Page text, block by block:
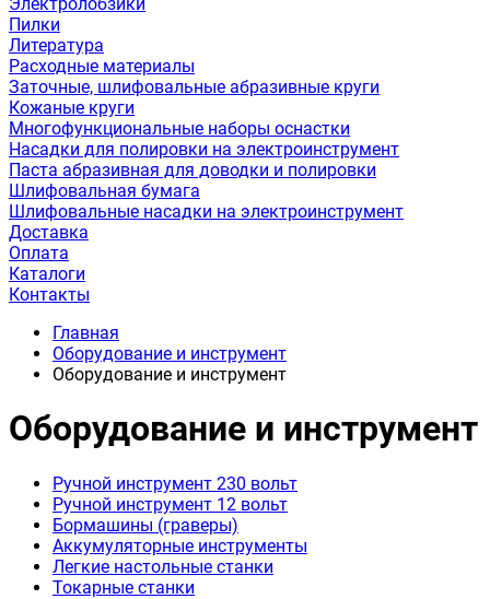
Пилки
Литература
Расходные материалы
Заточные, шлифовальные абразивные круги
Кожаные круги
Многофункциональные наборы оснастки
Насадки для полировки на электроинструмент
Паста абразивная для доводки и полировки
Шлифовальная бумага
Шлифовальные насадки на электроинструмент
Доставка
Оплата
Каталоги
Контакты
Главная
Оборудование и инструмент
Оборудование и инструмент
Оборудование и инструмент
Ручной инструмент 230 вольт
Ручной инструмент 12 вольт
Бормашины (граверы)
Аккумуляторные инструменты
Легкие настольные станки
Токарные станки